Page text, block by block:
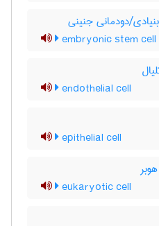
دودمانی جنینی
embryonic stem cell
endothelial cell
epithelial cell
eukaryotic cell